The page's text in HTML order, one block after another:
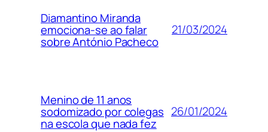
Diamantino Miranda
emociona-se ao falar
sobre António Pacheco
21/03/2024
Menino de 11 anos
sodomizado por colegas
na escola que nada fez
26/01/2024